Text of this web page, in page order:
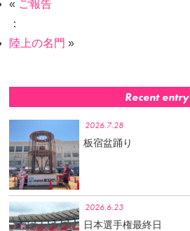
« ご報告
：
陸上の名門 »
Recent entry
2026.7.28
板宿盆踊り
2026.6.23
日本選手権最終日